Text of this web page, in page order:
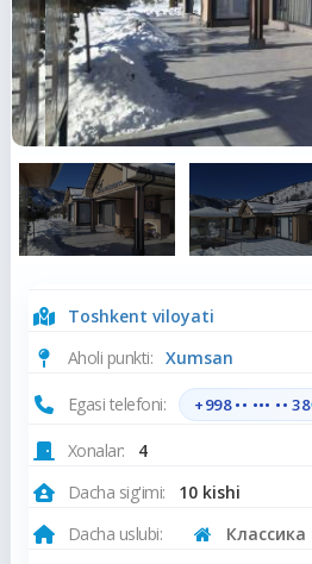
Toshkent viloyati
Aholi punkti:
Xumsan
Egasi telefoni: +998 •• ••• •• 38
Xonalar:
4
Dacha sig'imi:
10 kishi
Dacha uslubi:
Классика